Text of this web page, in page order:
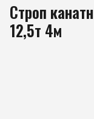
Строп
12,5т 4м